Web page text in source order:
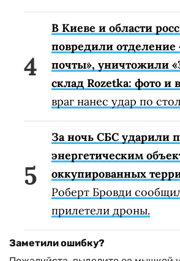
В Киеве и области
повредили отделение
почты», уничтожили
склад Rozetka: фото и
враг нанес удар по
За ночь СБС ударили
энергетическим
оккупированных
Роберт Бровди
прилетели дроны.
Заметили ошибку?